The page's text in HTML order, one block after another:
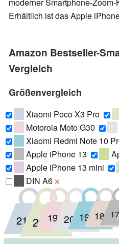
Erhältlich ist das Apple
Amazon Bestseller-
Vergleich
Größenvergleich
Xiaomi Poco X3 Pro
Motorola Moto G30
Xiaomi Redmi Note 10
Apple iPhone 13
Apple iPhone 13 mini
DIN A6 ❌
215 g227 g197 g205 g193 g184 g